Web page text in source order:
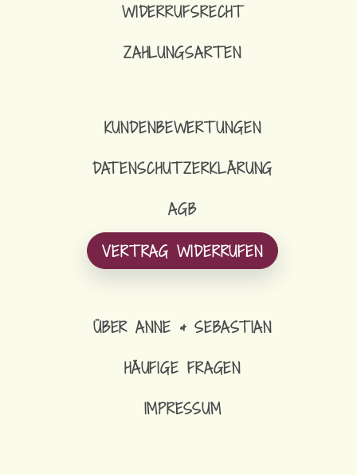
WIDERRUFSRECHT
ZAHLUNGSARTEN
KUNDENBEWERTUNGEN
DATENSCHUTZERKLÄRUNG
AGB
VERTRAG WIDERRUFEN
ÜBER ANNE & SEBASTIAN
HÄUFIGE FRAGEN
IMPRESSUM